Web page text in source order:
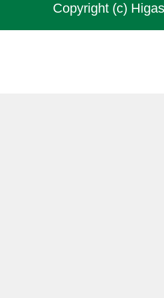
Copyright (c)